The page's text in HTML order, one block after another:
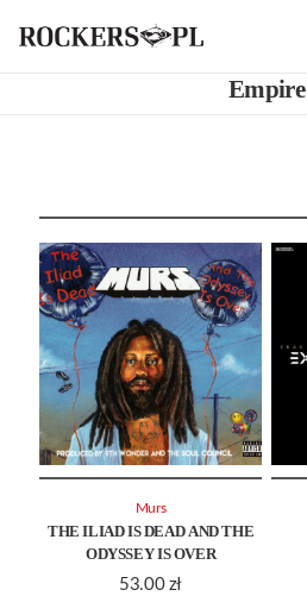
Empire
THE ILIAD IS DEAD AND THE
ODYSSEY IS OVER
53.00 zł
Murs